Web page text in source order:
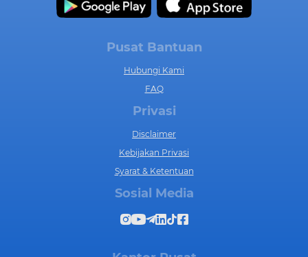
Pusat Bantuan
Hubungi Kami
FAQ
Privasi
Disclaimer
Kebijakan Privasi
Syarat & Ketentuan
Sosial Media